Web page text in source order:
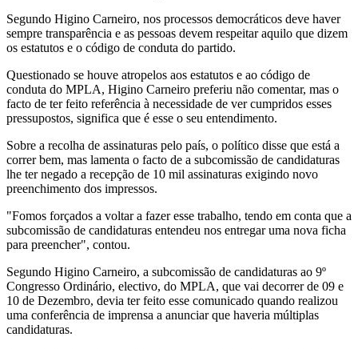
Segundo Higino Carneiro, nos processos democráticos deve haver
sempre transparência e as pessoas devem respeitar aquilo que dizem
os estatutos e o código de conduta do partido.
Questionado se houve atropelos aos estatutos e ao código de
conduta do MPLA, Higino Carneiro preferiu não comentar, mas o
facto de ter feito referência à necessidade de ver cumpridos esses
pressupostos, significa que é esse o seu entendimento.
Sobre a recolha de assinaturas pelo país, o político disse que está a
correr bem, mas lamenta o facto de a subcomissão de candidaturas
lhe ter negado a recepção de 10 mil assinaturas exigindo novo
preenchimento dos impressos.
"Fomos forçados a voltar a fazer esse trabalho, tendo em conta que a
subcomissão de candidaturas entendeu nos entregar uma nova ficha
para preencher", contou.
Segundo Higino Carneiro, a subcomissão de candidaturas ao 9º
Congresso Ordinário, electivo, do MPLA, que vai decorrer de 09 e
10 de Dezembro, devia ter feito esse comunicado quando realizou
uma conferência de imprensa a anunciar que haveria múltiplas
candidaturas.